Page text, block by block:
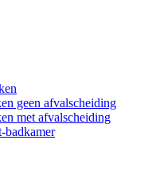
geen afvalscheiding
met afvalscheiding
badkamer